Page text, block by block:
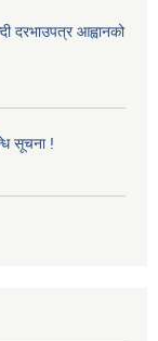
दरभाउपत्र आह्वानको
सूचना !